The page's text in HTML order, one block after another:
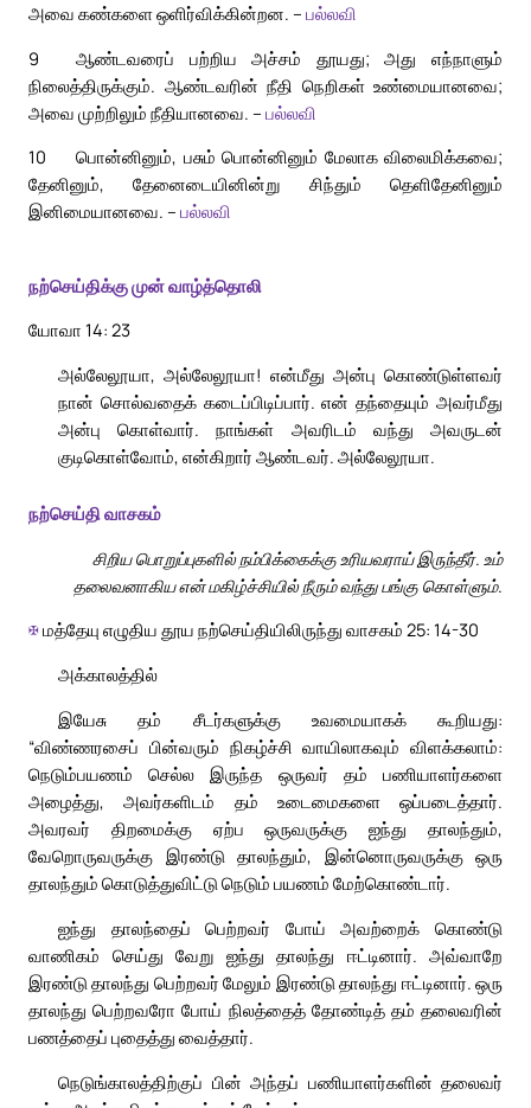
அவை கண்களை ஒளிர்விக்கின்றன. – பல்லவி
9
ஆண்டவரைப் பற்றிய அச்சம் தூயது; அது எந்நாளும்
நிலைத்திருக்கும். ஆண்டவரின் நீதி நெறிகள் உண்மையானவை;
அவை முற்றிலும் நீதியானவை. – பல்லவி
10
பொன்னினும், பசும் பொன்னினும் மேலாக விலைமிக்கவை;
தேனினும், தேனைடையினின்று சிந்தும் தெளிதேனினும்
இனிமையானவை. – பல்லவி
நற்செய்திக்கு முன் வாழ்த்தொலி
யோவா 14: 23
அல்லேலூயா, அல்லேலூயா! என்மீது அன்பு கொண்டுள்ளவர்
நான் சொல்வதைக் கடைப்பிடிப்பார். என் தந்தையும் அவர்மீது
அன்பு கொள்வார். நாங்கள் அவரிடம் வந்து அவருடன்
குடிகொள்வோம், என்கிறார் ஆண்டவர். அல்லேலூயா.
நற்செய்தி வாசகம்
சிறிய பொறுப்புகளில் நம்பிக்கைக்கு உரியவராய் இருந்தீர். உம்
தலைவனாகிய என் மகிழ்ச்சியில் நீரும் வந்து பங்கு கொள்ளும்.
✠மத்தேயு எழுதிய தூய நற்செய்தியிலிருந்து வாசகம் 25: 14-30
அக்காலத்தில்
இயேசு தம் சீடர்களுக்கு உவமையாகக் கூறியது:
“விண்ணரசைப் பின்வரும் நிகழ்ச்சி வாயிலாகவும் விளக்கலாம்:
நெடும்பயணம் செல்ல இருந்த ஒருவர் தம் பணியாளர்களை
அழைத்து, அவர்களிடம் தம் உடைமைகளை ஒப்படைத்தார்.
அவரவர் திறமைக்கு ஏற்ப ஒருவருக்கு ஐந்து தாலந்தும்,
வேறொருவருக்கு இரண்டு தாலந்தும், இன்னொருவருக்கு ஒரு
தாலந்தும் கொடுத்துவிட்டு நெடும் பயணம் மேற்கொண்டார்.
ஐந்து தாலந்தைப் பெற்றவர் போய் அவற்றைக் கொண்டு
வாணிகம் செய்து வேறு ஐந்து தாலந்து ஈட்டினார். அவ்வாறே
இரண்டு தாலந்து பெற்றவர் மேலும் இரண்டு தாலந்து ஈட்டினார். ஒரு
தாலந்து பெற்றவரோ போய் நிலத்தைத் தோண்டித் தம் தலைவரின்
பணத்தைப் புதைத்து வைத்தார்.
நெடுங்காலத்திற்குப் பின் அந்தப் பணியாளர்களின் தலைவர்